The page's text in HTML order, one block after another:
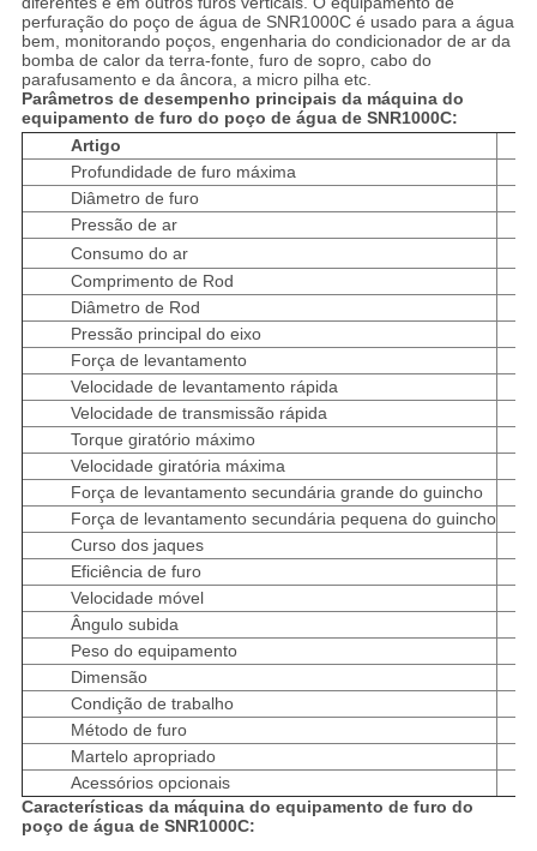
perfuração do poço de água de SNR1000C é usado para a água
bem, monitorando poços, engenharia do condicionador de ar da
bomba de calor da terra-fonte, furo de sopro, cabo do
parafusamento e da âncora, a micro pilha etc.
Parâmetros de desempenho principais da máquina do
equipamento de furo do poço de água de SNR1000C:
Artigo
Profundidade de furo máxima
Diâmetro de furo
Pressão de ar
Consumo do ar
Comprimento de Rod
Diâmetro de Rod
Pressão principal do eixo
Força de levantamento
Velocidade de levantamento rápida
Velocidade de transmissão rápida
Torque giratório máximo
Velocidade giratória máxima
Força de levantamento secundária grande do guincho
Força de levantamento secundária pequena do guincho
Curso dos jaques
Eficiência de furo
Velocidade móvel
Ângulo subida
Peso do equipamento
Dimensão
Condição de trabalho
Método de furo
Martelo apropriado
Acessórios opcionais
Características da máquina do equipamento de furo do
poço de água de SNR1000C: